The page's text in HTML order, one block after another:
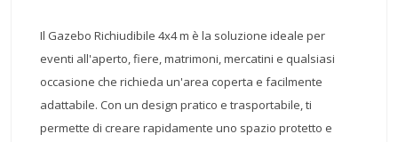
Il Gazebo Richiudibile 4x4 m è la soluzione ideale per
eventi all'aperto, fiere, matrimoni, mercatini e qualsiasi
occasione che richieda un'area coperta e facilmente
adattabile. Con un design pratico e trasportabile, ti
permette di creare rapidamente uno spazio protetto e